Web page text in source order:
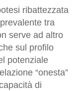
ribattezzata
tra
serve ad altro
sul profilo
potenziale
“onesta”
di